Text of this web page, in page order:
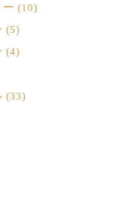
(10)
(5)
(4)
(33)